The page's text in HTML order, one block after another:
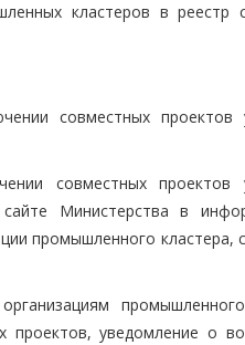
кластеров в реестр
совместных проектов
совместных проектов
Министерства в
промышленного кластера,
уведомление о